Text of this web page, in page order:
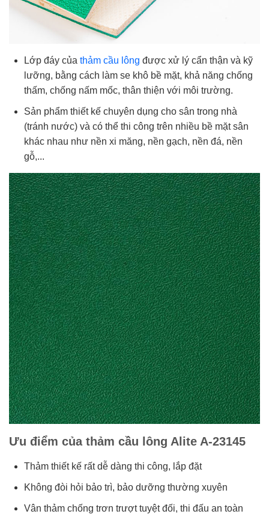
Lớp đáy của thảm cầu lông được xử lý cẩn thận và kỹ
lưỡng, bằng cách làm se khô bề mặt, khả năng chống
thấm, chống nấm mốc, thân thiện với môi trường.
Sản phẩm thiết kế chuyên dụng cho sân trong nhà
(tránh nước) và có thể thi công trên nhiều bề mặt sân
khác nhau như nền xi măng, nền gạch, nền đá, nền
gỗ,...
Ưu điểm của thảm cầu lông Alite A-23145
Thảm thiết kế rất dễ dàng thi công, lắp đặt
Không đòi hỏi bảo trì, bảo dưỡng thường xuyên
Vân thảm chống trơn trượt tuyệt đối, thi đấu an toàn